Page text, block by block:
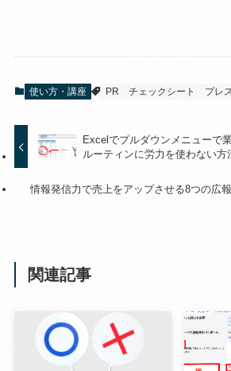
使い方・講座 PR チェックシート プレ
Excelでプルダウンメニューで
ルーティンに労力を使わない方
情報発信力で売上をアップさせる8つの広
関連記事